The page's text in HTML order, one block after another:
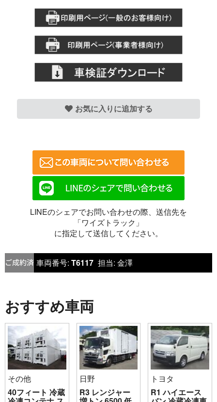
お気に入りに追加する
LINEのシェアでお問い合わせの際、送信先を
「ワイズトラック」
に指定して送信してください。
車両番号: T6117 担当: 金澤
おすすめ車両
その他
40フィート 冷蔵
日野
R3 レンジャー
トヨタ
R1 ハイエース